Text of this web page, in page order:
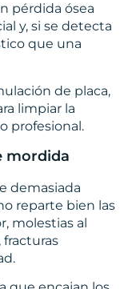
pérdida ósea
y, si se detecta
que una
de placa,
limpiar la
profesional.
mordida
demasiada
reparte bien las
molestias al